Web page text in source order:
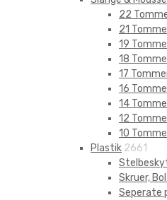
22
21
19
18
17
16
14
12
10
Plastik 2661
Skruer,
Seperate